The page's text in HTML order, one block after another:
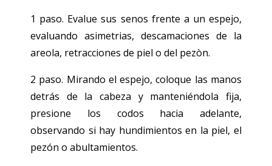
1 paso. Evalue sus senos frente a un espejo,
evaluando asimetrias, descamaciones de la
areola, retracciones de piel o del pezòn.
2 paso. Mirando el espejo, coloque las manos
detrás de la cabeza y manteniéndola fija,
presione los codos hacia adelante,
observando si hay hundimientos en la piel, el
pezón o abultamientos.